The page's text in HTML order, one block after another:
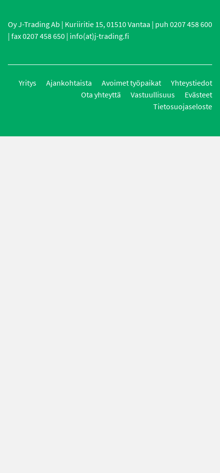
Oy J-Trading Ab | Kuriiritie 15, 01510 Vantaa | puh 0207 458 600
| fax 0207 458 650 | info(at)j-trading.fi
Yritys Ajankohtaista Avoimet työpaikat
Yhteystiedot
Ota yhteyttä
Vastuullisuus
Evästeet
Tietosuojaseloste